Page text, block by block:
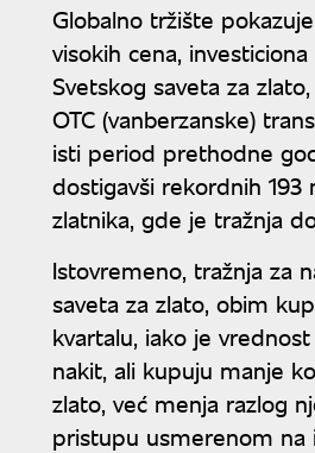
Globalno tržište
visokih cena,
Svetskog saveta za
OTC (vanberzanske)
isti period prethodne
dostigavši rekordnih 193
zlatnika, gde je tražnja
Istovremeno, tražnja za
saveta za zlato, obim
kvartalu, iako je
nakit, ali kupuju manje
zlato, već menja razlog
pristupu usmerenom na